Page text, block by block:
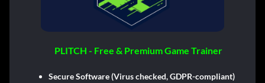
PLITCH - Free & Premium Game Trainer
Secure Software (Virus checked, GDPR-compliant)